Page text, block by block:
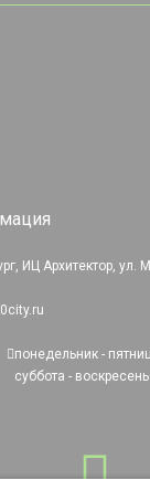
ИЦ Архитектор,
понедельник -
суббота -